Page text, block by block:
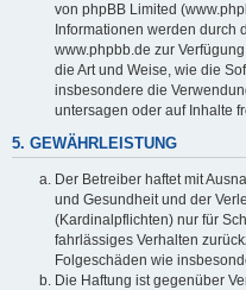
von phpBB Limited
Informationen werden durch
www.phpbb.de zur
die Art und Weise, wie die
insbesondere die
untersagen oder auf Inhalte
5. GEWÄHRLEISTUNG
Der Betreiber haftet mit
und Gesundheit und der
(Kardinalpflichten) nur für
fahrlässiges Verhalten
Folgeschäden wie
Die Haftung ist gegenüber